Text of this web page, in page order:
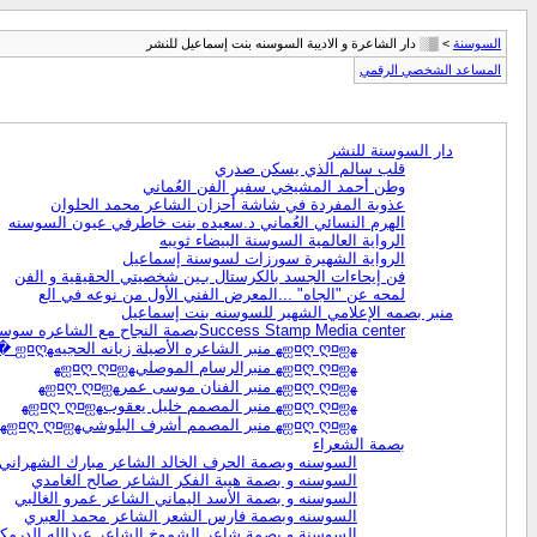
السوسنة > ▒░ دار الشاعرة و الاديبة السوسنه بنت إسماعيل للنشر
المساعد الشخصي الرقمي
دار السوسنة للنشر
قلب سالم الذي يسكن صدري
وطن أحمد المشيخي سفير الفن العُماني
عذوبة المفردة في شاشة أحزان الشاعر محمد الحلوان
الهرم النسائي العُماني د.سعيده بنت خاطرفي عيون السوسنه
الرواية العالمية السوسنة البيضاء ثويبه
الرواية الشهيرة سورزات لسوسنة إسماعيل
فن إيحاءات الجسد بالكرستال بـين شخصيتي الحقيقية و الفن
لمحه عن "الجاه" ...المعرض الفني الأول من نوعه في الع
منبر بصمه الإعلامي الشهير للسوسنه بنت إسماعيل
Success Stamp Media centerبصمة النجاح مع الشاعره سوسن إسماعيل
ﻬஐ¤ღ ღ¤ஐﻬ منبر الشاعره الأصيلة زيانه الحجيهﻬஐ¤ღ �
ﻬஐ¤ღ ღ¤ஐﻬ منبرالرسام الموصليﻬஐ¤ღ ღ¤ஐﻬ
ﻬஐ¤ღ ღ¤ஐﻬ منبر الفنان موسى عمرﻬஐ¤ღ ღ¤ஐﻬ
ﻬஐ¤ღ ღ¤ஐﻬ منبر المصمم خليل يعقوبﻬஐ¤ღ ღ¤ஐﻬ
ﻬஐ¤ღ ღ¤ஐﻬ منبر المصمم أشرف البلوشيﻬஐ¤ღ ღ¤ஐﻬ
بصمة الشعراء
السوسنه وبصمة الحرف الخالد الشاعر مبارك الشهراني
السوسنه و بصمة هيبة الفكر الشاعر صالح الغامدي
السوسنه و بصمة الأسد اليماني الشاعر عمرو الغالبي
السوسنه وبصمة فارس الشعر الشاعر محمد العبري